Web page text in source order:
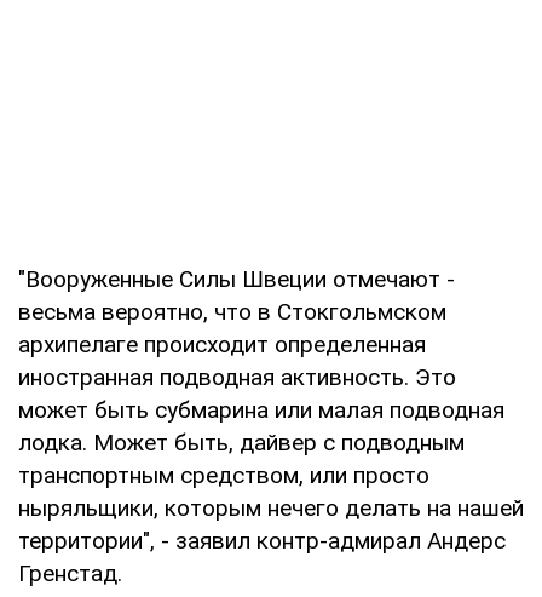
"Вооруженные Силы Швеции отмечают -
весьма вероятно, что в Стокгольмском
архипелаге происходит определенная
иностранная подводная активность. Это
может быть субмарина или малая подводная
лодка. Может быть, дайвер с подводным
транспортным средством, или просто
ныряльщики, которым нечего делать на нашей
территории", - заявил контр-адмирал Андерс
Гренстад.